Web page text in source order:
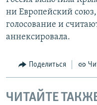
ни Европейский
голосование и
аннексировала.
Поделиться
ЧИТАЙТЕ